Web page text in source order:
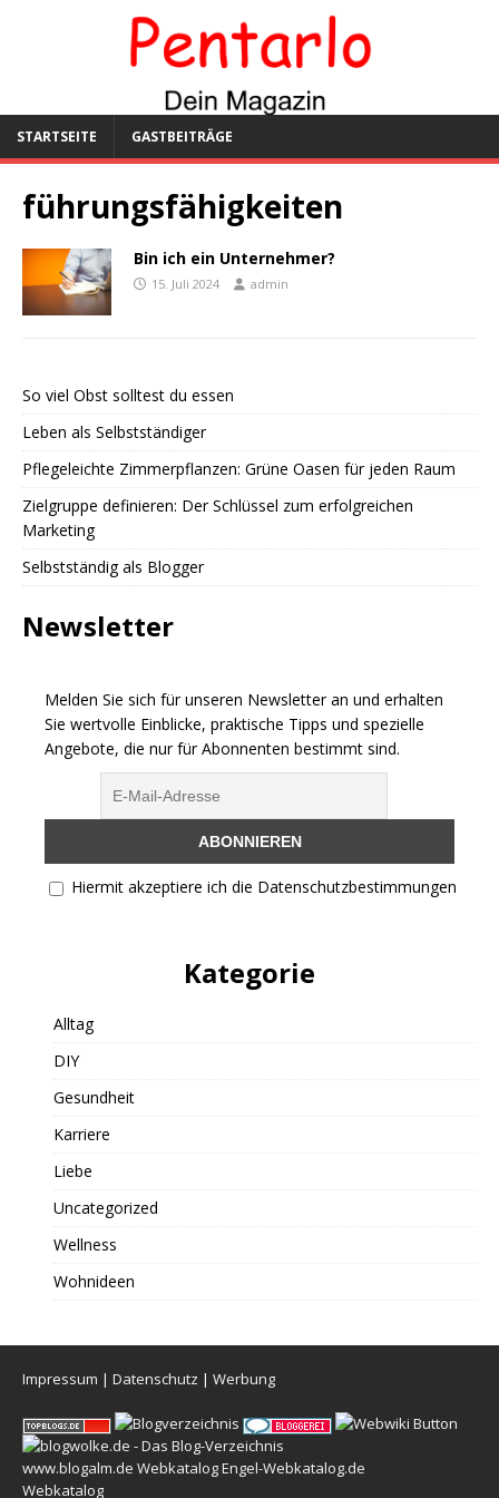
STARTSEITE GASTBEITRÄGE
führungsfähigkeiten
Bin ich ein Unternehmer?
15. Juli 2024 admin
So viel Obst solltest du essen
Leben als Selbstständiger
Pflegeleichte Zimmerpflanzen: Grüne Oasen für jeden Raum
Zielgruppe definieren: Der Schlüssel zum erfolgreichen
Marketing
Selbstständig als Blogger
Newsletter
Melden Sie sich für unseren Newsletter an und erhalten
Sie wertvolle Einblicke, praktische Tipps und spezielle
Angebote, die nur für Abonnenten bestimmt sind.
Hiermit akzeptiere ich die Datenschutzbestimmungen
Kategorie
Alltag
DIY
Gesundheit
Karriere
Liebe
Uncategorized
Wellness
Wohnideen
Impressum | Datenschutz | Werbung
www.blogalm.de WebkatalogEngel-Webkatalog.de
Webkatalog